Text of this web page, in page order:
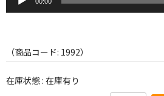
Webのみ no.1
Webのみ no.3
Webのみ no.4
ー
プ
ヤ
ー
（商品コード: 1992）
在庫状態 : 在庫有り